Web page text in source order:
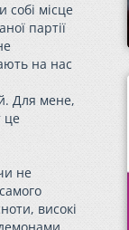
собі місце
партії
на нас
Для мене,
це
не
високі